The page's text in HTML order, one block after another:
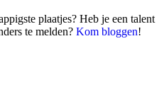
plaatjes? Heb je een talent
te melden? Kom bloggen!